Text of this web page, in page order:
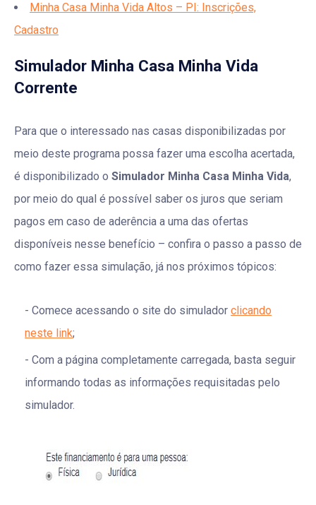
Minha Casa Minha Vida Altos – PI: Inscrições,
Cadastro
Simulador Minha Casa Minha Vida
Corrente
Para que o interessado nas casas disponibilizadas por
meio deste programa possa fazer uma escolha acertada,
é disponibilizado o Simulador Minha Casa Minha Vida,
por meio do qual é possível saber os juros que seriam
pagos em caso de aderência a uma das ofertas
disponíveis nesse benefício – confira o passo a passo de
como fazer essa simulação, já nos próximos tópicos:
Comece acessando o site do simulador clicando
neste link;
Com a página completamente carregada, basta seguir
informando todas as informações requisitadas pelo
simulador.